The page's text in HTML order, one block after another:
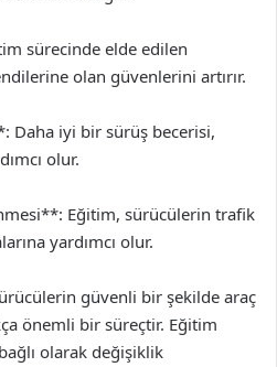
sürecinde elde edilen
olan güvenlerini artırır.
Daha iyi bir sürüş becerisi,
olur.
Eğitim, sürücülerin trafik
yardımcı olur.
güvenli bir şekilde araç
önemli bir süreçtir. Eğitim
olarak değişiklik